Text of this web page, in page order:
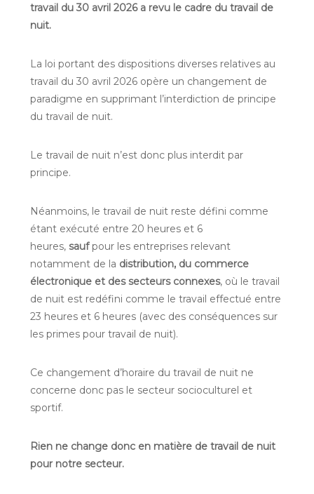
travail du 30 avril 2026 a revu le cadre du travail de
nuit.
La loi portant des dispositions diverses relatives au
travail du 30 avril 2026 opère un changement de
paradigme en supprimant l’interdiction de principe
du travail de nuit.
Le travail de nuit n’est donc plus interdit par
principe.
Néanmoins, le travail de nuit reste défini comme
étant exécuté entre 20 heures et 6
heures, sauf pour les entreprises relevant
notamment de la distribution, du commerce
électronique et des secteurs connexes, où le travail
de nuit est redéfini comme le travail effectué entre
23 heures et 6 heures (avec des conséquences sur
les primes pour travail de nuit).
Ce changement d’horaire du travail de nuit ne
concerne donc pas le secteur socioculturel et
sportif.
Rien ne change donc en matière de travail de nuit
pour notre secteur.